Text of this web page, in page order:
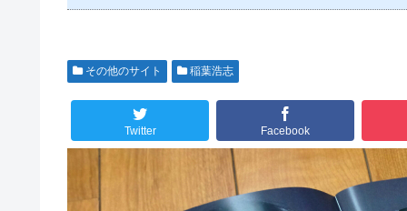
その他のサイト 稲葉浩志
Twitter Facebook